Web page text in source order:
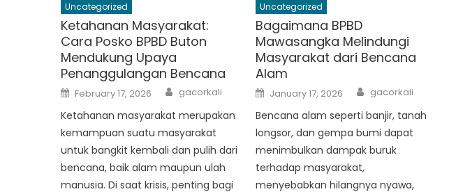
Uncategorized
Ketahanan Masyarakat:
Cara Posko BPBD Buton
Mendukung Upaya
Penanggulangan Bencana
Posted
on
February 17, 2026 Author
gacorkali
Ketahanan masyarakat merupakan
kemampuan suatu masyarakat
untuk bangkit kembali dan pulih dari
bencana, baik alam maupun ulah
manusia. Di saat krisis, penting bagi
Uncategorized
Bagaimana BPBD
Mawasangka Melindungi
Masyarakat dari Bencana
Alam
Posted
on
January 17, 2026 Author
gacorkali
Bencana alam seperti banjir, tanah
longsor, dan gempa bumi dapat
menimbulkan dampak buruk
terhadap masyarakat,
menyebabkan hilangnya nyawa,